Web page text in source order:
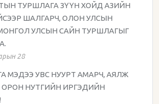
ТУРШЛАГА ЗҮҮН ХОЙД АЗИЙН
ШАЛГАРЧ, ОЛОН УЛСЫН
УЛСЫН САЙН ТУРШЛАГЫГ
28
МЭДЭЭ УВС НУУРТ АМАРЧ, АЯЛЖ
ОРОН НУТГИЙН ИРГЭДИЙН